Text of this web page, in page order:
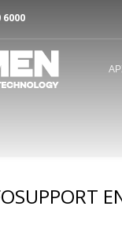
6000